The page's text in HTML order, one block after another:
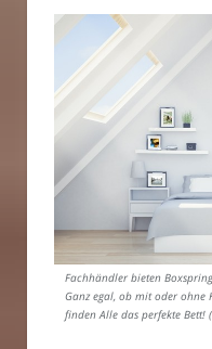
Fachhändler bieten
Ganz egal, ob mit oder ohne
finden Alle das perfekte Bett!